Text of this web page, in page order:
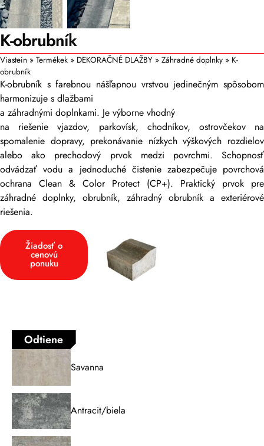
K-obrubník
Viastein » Termékek » DEKORAČNÉ DLAŽBY » Záhradné doplnky » K-
obrubník
K-obrubník s farebnou nášľapnou vrstvou jedinečným spôsobom
harmonizuje s dlažbami
a záhradnými doplnkami. Je výborne vhodný
na riešenie vjazdov, parkovísk, chodníkov, ostrovčekov na
spomalenie dopravy, prekonávanie nízkych výškových rozdielov
alebo ako prechodový prvok medzi povrchmi. Schopnosť
odvádzať vodu a jednoduché čistenie zabezpečuje povrchová
ochrana Clean & Color Protect (CP+). Praktický prvok pre
záhradné doplnky, obrubník, záhradný obrubník a exteriérové
riešenia.
Žiadosť o
cenovú
ponuku
Odtiene
Savanna
Antracit/biela